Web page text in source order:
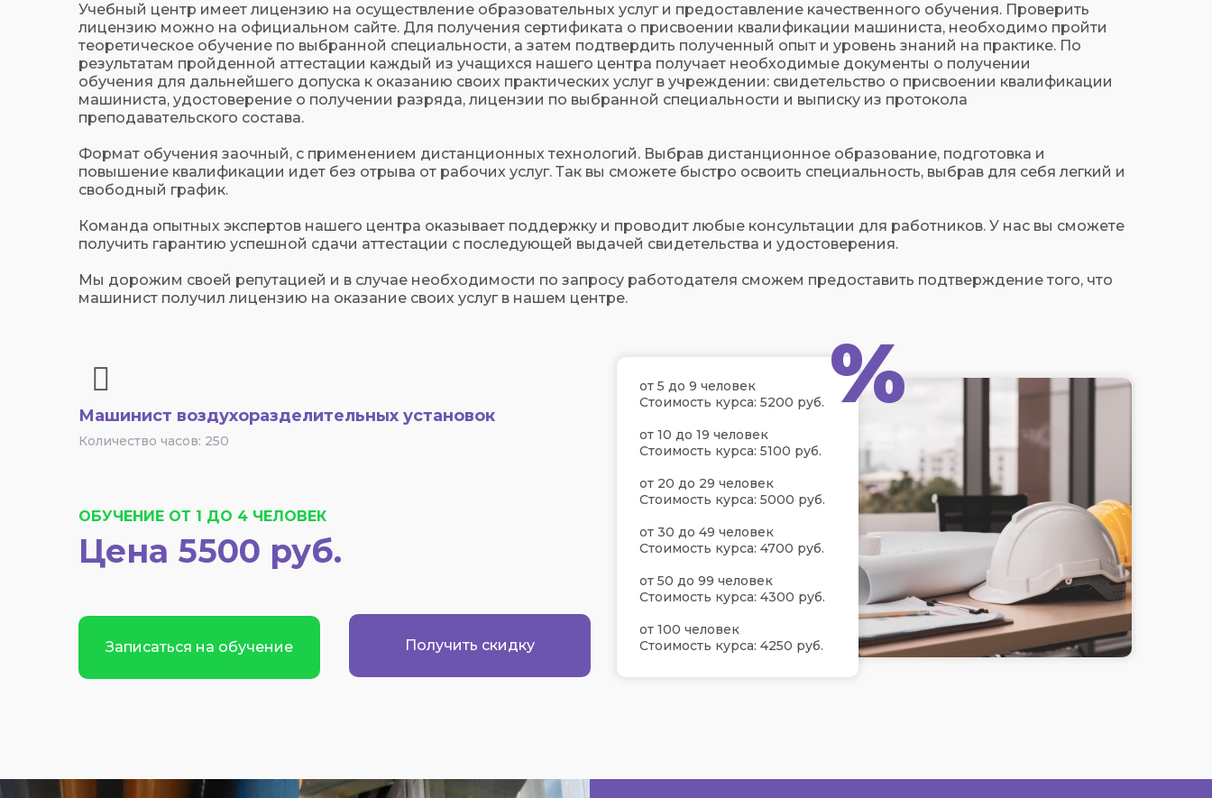
Учебный центр имеет лицензию на осуществление образовательных услуг и предоставление качественного обучения. Проверить
лицензию можно на официальном сайте. Для получения сертификата о присвоении квалификации машиниста, необходимо пройти
теоретическое обучение по выбранной специальности, а затем подтвердить полученный опыт и уровень знаний на практике. По
результатам пройденной аттестации каждый из учащихся нашего центра получает необходимые документы о получении
обучения для дальнейшего допуска к оказанию своих практических услуг в учреждении: свидетельство о присвоении квалификации
машиниста, удостоверение о получении разряда, лицензии по выбранной специальности и выписку из протокола
преподавательского состава.
Формат обучения заочный, с применением дистанционных технологий. Выбрав дистанционное образование, подготовка и
повышение квалификации идет без отрыва от рабочих услуг. Так вы сможете быстро освоить специальность, выбрав для себя легкий и
свободный график.
Команда опытных экспертов нашего центра оказывает поддержку и проводит любые консультации для работников. У нас вы сможете
получить гарантию успешной сдачи аттестации с последующей выдачей свидетельства и удостоверения.
Мы дорожим своей репутацией и в случае необходимости по запросу работодателя сможем предоставить подтверждение того, что
машинист получил лицензию на оказание своих услуг в нашем центре.
Машинист воздухоразделительных установок
Количество часов: 250
Записаться на обучение
ОБУЧЕНИЕ ОТ 1 ДО 4 ЧЕЛОВЕК
Цена 5500 руб.
от 5 до 9 человек
Стоимость курса: 5200 руб.
от 10 до 19 человек
Стоимость курса: 5100 руб.
от 20 до 29 человек
Стоимость курса: 5000 руб.
от 30 до 49 человек
Стоимость курса: 4700 руб.
от 50 до 99 человек
Стоимость курса: 4300 руб.
от 100 человек
Стоимость курса: 4250 руб.
Получить скидку
%